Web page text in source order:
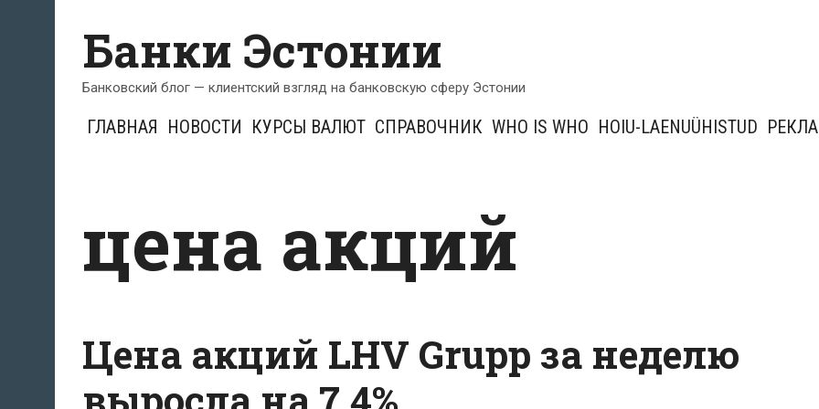
содержимому
Банки Эстонии
Банковский блог — клиентский взгляд на банковскую сферу Эстонии
ГЛАВНАЯ НОВОСТИ КУРСЫ ВАЛЮТ СПРАВОЧНИК WHO IS WHO HOIU-LAENUÜHISTUD
цена акций
Цена акций LHV Grupp за неделю